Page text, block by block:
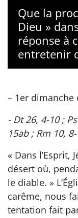
Que la
Dieu »
réponse à
entretenir
– 1er dimanche
- Dt 26, 4-10 ;
15ab ; Rm 10,
« Dans l’Esprit,
désert où,
le diable. »
carême, nous
tentation fait